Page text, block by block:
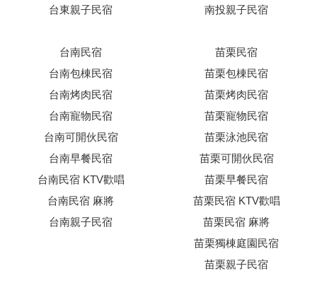
台東親子民宿
南投親子民宿
台南民宿
台南包棟民宿
台南烤肉民宿
台南寵物民宿
台南可開伙民宿
台南早餐民宿
台南民宿 KTV歡唱
台南民宿 麻將
台南親子民宿
苗栗民宿
苗栗包棟民宿
苗栗烤肉民宿
苗栗寵物民宿
苗栗泳池民宿
苗栗可開伙民宿
苗栗早餐民宿
苗栗民宿 KTV歡唱
苗栗民宿 麻將
苗栗獨棟庭園民宿
苗栗親子民宿